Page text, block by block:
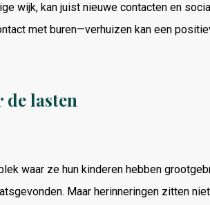
wijk, kan juist nieuwe contacten en
met buren—verhuizen kan een
de lasten
waar ze hun kinderen hebben
Maar herinneringen zitten